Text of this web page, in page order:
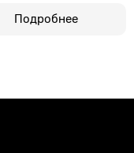
Подробнее